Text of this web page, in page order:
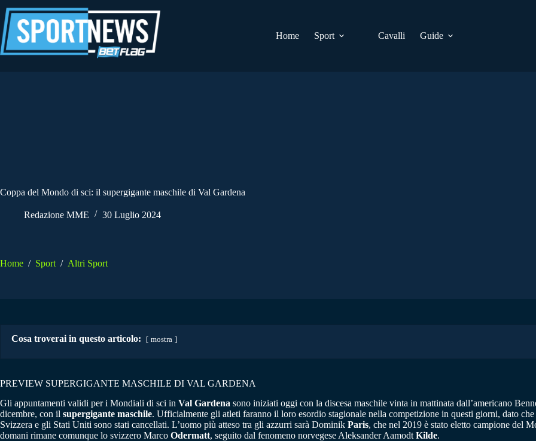
al
contenuto
Home
Sport Cavalli Guide
Coppa del Mondo di sci: il supergigante maschile di Val Gardena
Redazione MME 30 Luglio 2024
Home / Sport / Altri Sport
Cosa troverai in questo articolo: mostra
PREVIEW SUPERGIGANTE MASCHILE DI VAL GARDENA
Gli appuntamenti validi per i Mondiali di sci in Val Gardena sono iniziati oggi con la discesa maschile vinta in mattinata dall’americano
dicembre, con il supergigante maschile. Ufficialmente gli atleti faranno il loro esordio stagionale nella competizione in questi giorni, dato
Svizzera e gli Stati Uniti sono stati cancellati. L’uomo più atteso tra gli azzurri sarà Dominik Paris, che nel 2019 è stato eletto campione del
domani rimane comunque lo svizzero Marco Odermatt, seguito dal fenomeno norvegese Aleksander Aamodt Kilde.